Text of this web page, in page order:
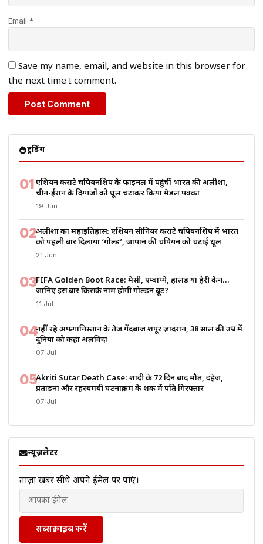
Email *
Save my name, email, and website in this browser for
the next time I comment.
ट्रेंडिंग
01एशियन कराटे चैंपियनशिप के फाइनल में पहुंचीं भारत की अलीशा,
चीन-ईरान के दिग्गजों को धूल चटाकर किया मेडल पक्का
19 Jun
02अलीशा का महाइतिहास: एशियन सीनियर कराटे चैंपियनशिप में भारत
को पहली बार दिलाया ‘गोल्ड’, जापान की चैंपियन को चटाई धूल
21 Jun
03FIFA Golden Boot Race: मेसी, एम्बाप्पे, हालैंड या हैरी केन…
जानिए इस बार किसके नाम होगी गोल्डन बूट?
11 Jul
04नहीं रहे अफगानिस्तान के तेज गेंदबाज शपूर ज़ादरान, 38 साल की उम्र में
दुनिया को कहा अलविदा
07 Jul
05Akriti Sutar Death Case: शादी के 72 दिन बाद मौत, दहेज,
प्रताड़ना और रहस्यमयी घटनाक्रम के शक में पति गिरफ्तार
07 Jul
न्यूज़लेटर
ताज़ा खबरें सीधे अपने ईमेल पर पाएं।
सब्सक्राइब करें